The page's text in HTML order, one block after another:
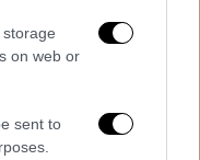
on web or
sent to
του Φλόγα 1
)